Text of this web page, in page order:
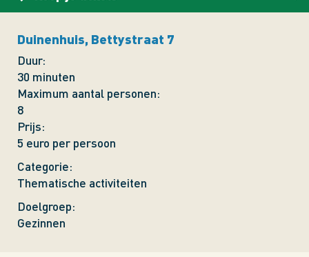
Duinenhuis, Bettystraat 7
Duur
30 minuten
Maximum aantal personen
8
Prijs
5 euro per persoon
Categorie
Thematische activiteiten
Doelgroep
Gezinnen